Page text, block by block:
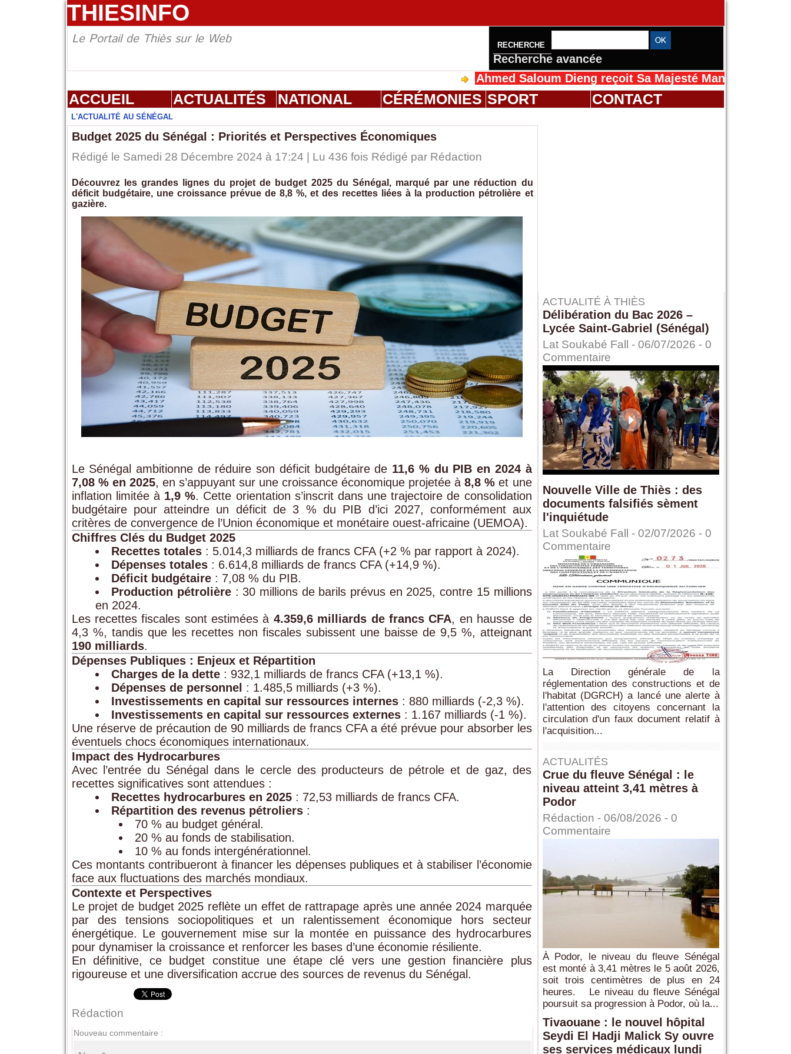
THIESINFO
Le Portail de Thiès sur le Web RECHERCHE
Recherche avancée
Ahmed Saloum Dieng reçoit Sa Majesté Mansah Cissé au
ACCUEIL ACTUALITÉS NATIONAL CÉRÉMONIES SPORT CONTACT
L'ACTUALITÉ AU SÉNÉGAL
Budget 2025 du Sénégal : Priorités et Perspectives Économiques
Rédigé le Samedi 28 Décembre 2024 à 17:24 | Lu 436 fois Rédigé par Rédaction
Découvrez les grandes lignes du projet de budget 2025 du Sénégal, marqué par une réduction du
déficit budgétaire, une croissance prévue de 8,8 %, et des recettes liées à la production pétrolière et
gazière.
Le Sénégal ambitionne de réduire son déficit budgétaire de 11,6 % du PIB en 2024 à
7,08 % en 2025, en s’appuyant sur une croissance économique projetée à8,8 % et une
inflation limitée à 1,9 %. Cette orientation s’inscrit dans une trajectoire de consolidation
budgétaire pour atteindre un déficit de 3 % du PIB d’ici 2027, conformément aux
critères de convergence de l’Union économique et monétaire ouest-africaine (UEMOA).
Chiffres Clés du Budget 2025
Recettes totales: 5.014,3 milliards de francs CFA (+2 % par rapport à 2024).
Dépenses totales: 6.614,8 milliards de francs CFA (+14,9 %).
Déficit budgétaire: 7,08 % du PIB.
Production pétrolière: 30 millions de barils prévus en 2025, contre 15 millions
en 2024.
Les recettes fiscales sont estimées à 4.359,6 milliards de francs CFA, en hausse de
4,3 %, tandis que les recettes non fiscales subissent une baisse de 9,5 %, atteignant
190 milliards.
Dépenses Publiques : Enjeux et Répartition
Charges de la dette: 932,1 milliards de francs CFA (+13,1 %).
Dépenses de personnel : 1.485,5 milliards (+3 %).
Investissements en capital sur ressources internes: 880 milliards (-2,3 %).
Investissements en capital sur ressources externes: 1.167 milliards (-1 %).
Une réserve de précaution de 90 milliards de francs CFA a été prévue pour absorber les
éventuels chocs économiques internationaux.
Impact des Hydrocarbures
Avec l’entrée du Sénégal dans le cercle des producteurs de pétrole et de gaz, des
recettes significatives sont attendues :
Recettes hydrocarbures en 2025: 72,53 milliards de francs CFA.
Répartition des revenus pétroliers:
70 % au budget général.
20 % au fonds de stabilisation.
10 % au fonds intergénérationnel.
Ces montants contribueront à financer les dépenses publiques et à stabiliser l’économie
face aux fluctuations des marchés mondiaux.
Contexte et Perspectives
Le projet de budget 2025 reflète un effet de rattrapage après une année 2024 marquée
par des tensions sociopolitiques et un ralentissement économique hors secteur
énergétique. Le gouvernement mise sur la montée en puissance des hydrocarbures
pour dynamiser la croissance et renforcer les bases d’une économie résiliente.
En définitive, ce budget constitue une étape clé vers une gestion financière plus
rigoureuse et une diversification accrue des sources de revenus du Sénégal.
Rédaction
Nouveau commentaire :
ACTUALITÉ À THIÈS
Délibération du Bac 2026 –
Lycée Saint-Gabriel (Sénégal)
Lat Soukabé Fall - 06/07/2026 - 0
Commentaire
Nouvelle Ville de Thiès : des
documents falsifiés sèment
l'inquiétude
Lat Soukabé Fall - 02/07/2026 - 0
Commentaire
La Direction générale de la
réglementation des constructions et de
l'habitat (DGRCH) a lancé une alerte à
l'attention des citoyens concernant la
circulation d'un faux document relatif à
l'acquisition...
ACTUALITÉS
Crue du fleuve Sénégal : le
niveau atteint 3,41 mètres à
Podor
Rédaction - 06/08/2026 - 0
Commentaire
À Podor, le niveau du fleuve Sénégal
est monté à 3,41 mètres le 5 août 2026,
soit trois centimètres de plus en 24
heures. Le niveau du fleuve Sénégal
poursuit sa progression à Podor, où la...
Tivaouane : le nouvel hôpital
Seydi El Hadji Malick Sy ouvre
ses services médicaux lundi